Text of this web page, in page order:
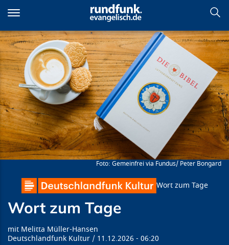
zum
Inhalt
Wort zum Tage
Gemeinfrei via Fundus/ Peter Bongard
Wort zum Tage
Wort zum Tage
Melitta Müller-Hansen
Deutschlandfunk Kultur
11.12.2026 06:20